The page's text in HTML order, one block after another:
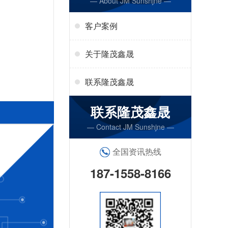
客户案例
关于隆茂鑫晟
联系隆茂鑫晟
联系隆茂鑫晟
— Contact JM Sunshjne —
全国资讯热线
187-1558-8166